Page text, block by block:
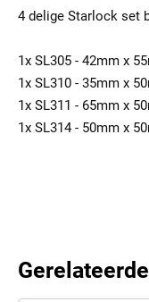
4 delige Starlock set
1x SL305 - 42mm x
1x SL310 - 35mm x
1x SL311 - 65mm x
1x SL314 - 50mm x